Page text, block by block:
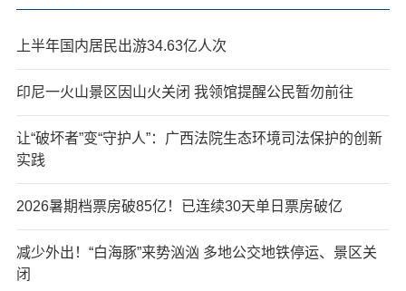
上半年国内居民出游34.63亿人次
印尼一火山景区因山火关闭 我领馆提醒公民暂勿前往
让“破坏者”变“守护人”：广西法院生态环境司法保护的创新
实践
2026暑期档票房破85亿！已连续30天单日票房破亿
减少外出！“白海豚”来势汹汹 多地公交地铁停运、景区关
闭